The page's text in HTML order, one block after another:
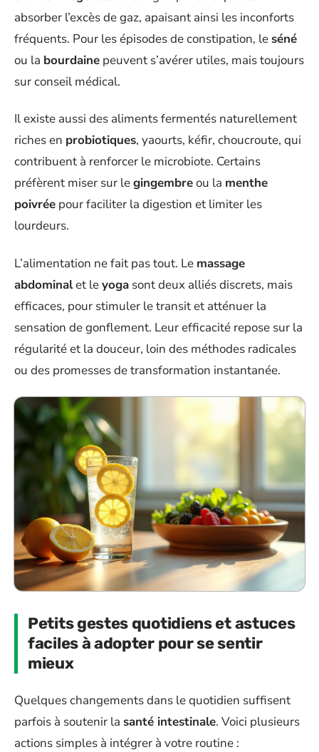
absorber l’excès de gaz, apaisant ainsi les inconforts
fréquents. Pour les épisodes de constipation, le séné
ou la bourdaine peuvent s’avérer utiles, mais toujours
sur conseil médical.
Il existe aussi des aliments fermentés naturellement
riches en probiotiques, yaourts, kéfir, choucroute, qui
contribuent à renforcer le microbiote. Certains
préfèrent miser sur legingembreou la menthe
poivrée pour faciliter la digestion et limiter les
lourdeurs.
L’alimentation ne fait pas tout. Le massage
abdominalet leyoga sont deux alliés discrets, mais
efficaces, pour stimuler le transit et atténuer la
sensation de gonflement. Leur efficacité repose sur la
régularité et la douceur, loin des méthodes radicales
ou des promesses de transformation instantanée.
Petits gestes quotidiens et astuces
faciles à adopter pour se sentir
mieux
Quelques changements dans le quotidien suffisent
parfois à soutenir la santé intestinale. Voici plusieurs
actions simples à intégrer à votre routine :